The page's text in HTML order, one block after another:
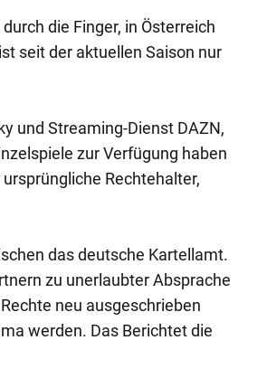
die Finger, in Österreich
seit der aktuellen Saison nur
und Streaming-Dienst DAZN,
zur Verfügung haben
Rechtehalter,
das deutsche Kartellamt.
zu unerlaubter Absprache
neu ausgeschrieben
werden. Das Berichtet die